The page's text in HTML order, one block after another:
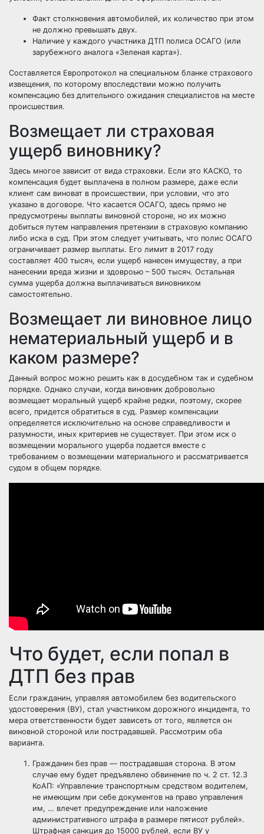
Факт столкновения автомобилей, их количество при этом
не должно превышать двух.
Наличие у каждого участника ДТП полиса ОСАГО (или
зарубежного аналога «Зеленая карта»).
Составляется Европротокол на специальном бланке страхового
извещения, по которому впоследствии можно получить
компенсацию без длительного ожидания специалистов на месте
происшествия.
Возмещает ли страховая
ущерб виновнику?
Здесь многое зависит от вида страховки. Если это КАСКО, то
компенсация будет выплачена в полном размере, даже если
клиент сам виноват в происшествии, при условии, что это
указано в договоре. Что касается ОСАГО, здесь прямо не
предусмотрены выплаты виновной стороне, но их можно
добиться путем направления претензии в страховую компанию
либо иска в суд. При этом следует учитывать, что полис ОСАГО
ограничивает размер выплаты. Его лимит в 2017 году
составляет 400 тысяч, если ущерб нанесен имуществу, а при
нанесении вреда жизни и здовроью – 500 тысяч. Остальная
сумма ущерба должна выплачиваться виновником
самостоятельно.
Возмещает ли виновное лицо
нематериальный ущерб и в
каком размере?
Данный вопрос можно решить как в досудебном так и судебном
порядке. Однако случаи, когда виновник добровольно
возмещает моральный ущерб крайне редки, поэтому, скорее
всего, придется обратиться в суд. Размер компенсации
определяется исключительно на основе справедливости и
разумности, иных критериев не существует. При этом иск о
возмещении морального ущерба подается вместе с
требованием о возмещении материального и рассматривается
судом в общем порядке.
Что будет, если попал в
ДТП без прав
Если гражданин, управляя автомобилем без водительского
удостоверения (ВУ), стал участником дорожного инцидента, то
мера ответственности будет зависеть от того, является он
виновной стороной или пострадавшей. Рассмотрим оба
варианта.
Гражданин без прав — пострадавшая сторона. В этом
случае ему будет предъявлено обвинение по ч. 2 ст. 12.3
КоАП: «Управление транспортным средством водителем,
не имеющим при себе документов на право управления
им, … влечет предупреждение или наложение
административного штрафа в размере пятисот рублей».
Штрафная санкция до 15000 рублей, если ВУ у